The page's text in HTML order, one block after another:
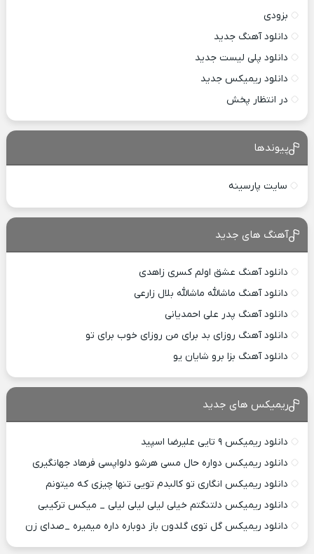
بزودی
دانلود آهنگ جدید
دانلود پلی لیست جدید
دانلود ریمیکس جدید
در انتظار پخش
پیوندها
سایت پارسینه
آهنگ های جدید
دانلود آهنگ عشق اولم کسری زاهدی
دانلود آهنگ ماشالله ماشالله بلال زارعی
دانلود آهنگ پدر علی احمدیانی
دانلود آهنگ روزای بد برای من روزای خوب برای تو
دانلود آهنگ بزا برو شایان یو
ریمیکس های جدید
دانلود ریمیکس ۹ تایی علیرضا اسپید
دانلود ریمیکس دواره حال مسی هرشو دلواپسی فرهاد جهانگیری
دانلود ریمیکس انگاری تو کالبدم تویی تنها چیزی که میتونم
دانلود ریمیکس دلتنگتم خیلی لیلی لیلی لیلی _ میکس ترکیبی
دانلود ریمیکس گل توی گلدون باز دوباره داره میمیره _صدای زن